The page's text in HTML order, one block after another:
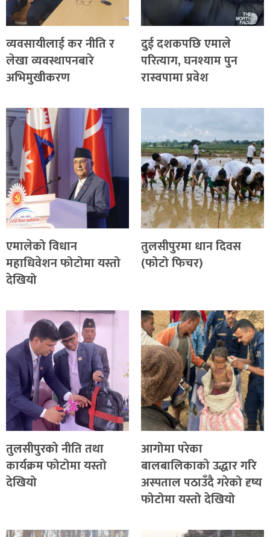
थप
व्यवसायीलाई कर नीति र
लेखा व्यवस्थापनबारे
अभिमुखीकरण
दुई दशकपछि एमाले
परित्याग, घनश्याम पुन
रास्वपामा प्रवेश
एमालेको विधान
महाधिवेशन फोटोमा यस्तो
देखियो
तुलसीपुरमा धान दिवस
(फोटो फिचर)
तुलसीपुरको नीति तथा
कार्यक्रम फोटोमा यस्तो
देखियो
आगोमा परेका
बालबालिकाको उद्धार गरि
अस्पताल पठाउँदै गरेको दृष्य
फोटोमा यस्तो देखियो